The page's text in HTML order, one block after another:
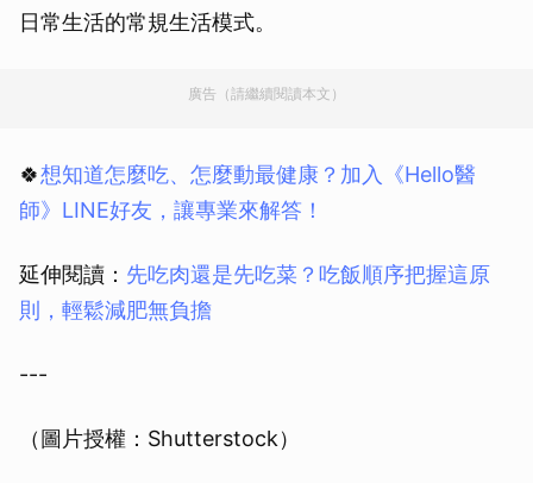
日常生活的常規生活模式。
廣告（請繼續閱讀本文）
🍀想知道怎麼吃、怎麼動最健康？加入《Hello醫
師》LINE好友，讓專業來解答！
延伸閱讀： 先吃肉還是先吃菜？吃飯順序把握這原
則，輕鬆減肥無負擔
---
（圖片授權：Shutterstock）